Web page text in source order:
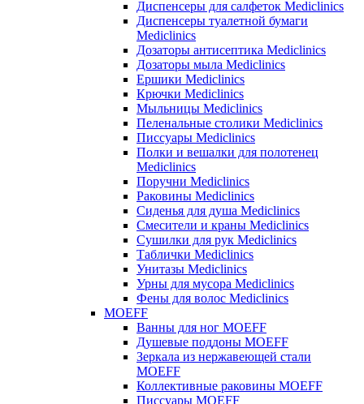
Диспенсеры для салфеток Mediclinics
Диспенсеры туалетной бумаги
Mediclinics
Дозаторы антисептика Mediclinics
Дозаторы мыла Mediclinics
Ершики Mediclinics
Крючки Mediclinics
Мыльницы Mediclinics
Пеленальные столики Mediclinics
Писсуары Mediclinics
Полки и вешалки для полотенец
Mediclinics
Поручни Mediclinics
Раковины Mediclinics
Сиденья для душа Mediclinics
Смесители и краны Mediclinics
Сушилки для рук Mediclinics
Таблички Mediclinics
Унитазы Mediclinics
Урны для мусора Mediclinics
Фены для волос Mediclinics
MOEFF
Ванны для ног MOEFF
Душевые поддоны MOEFF
Зеркала из нержавеющей стали
MOEFF
Коллективные раковины MOEFF
Писсуары MOEFF